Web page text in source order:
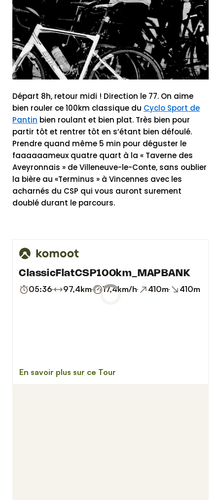
Départ 8h, retour midi ! Direction le 77. On aime
bien rouler ce 100km classique du Cyclo Sport de
Pantin bien roulant et bien plat. Très bien pour
partir tôt et rentrer tôt en s’étant bien défoulé.
Prendre quand même 5 min pour déguster le
faaaaaameux quatre quart à la « Taverne des
Aveyronnais » de Villeneuve-le-Conte, sans oublier
la bière au «Terminus » à Vincennes avec les
acharnés du CSP qui vous auront surement
doublé durant le parcours.